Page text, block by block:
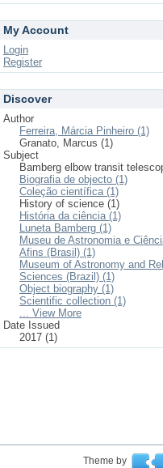
My Account
Login
Register
Discover
Author
Ferreira, Márcia Pinheiro (1)
Granato, Marcus (1)
Subject
Bamberg elbow transit
Biografia de objecto (1)
Coleção científica (1)
History of science (1)
História da ciência (1)
Luneta Bamberg (1)
Museu de Astronomia e
Afins (Brasil) (1)
Museum of Astronomy and
Sciences (Brazil) (1)
Object biography (1)
Scientific collection (1)
... View More
Date Issued
2017 (1)
Theme by